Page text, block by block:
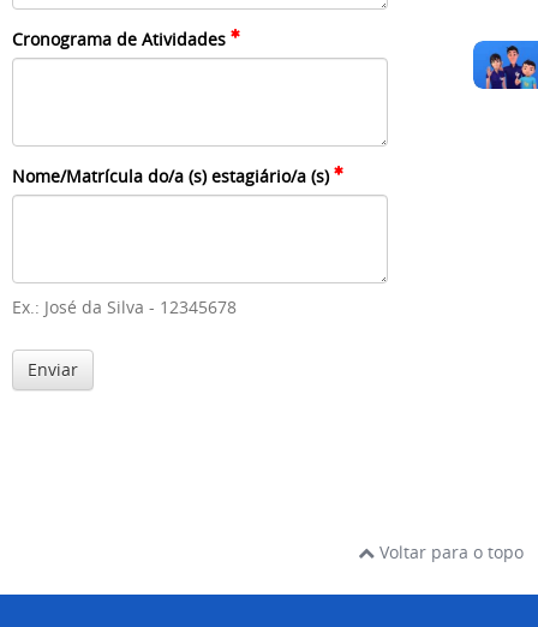
Cronograma de Atividades
Nome/Matrícula do/a (s) estagiário/a (s)
Ex.: José da Silva - 12345678
Voltar para o topo